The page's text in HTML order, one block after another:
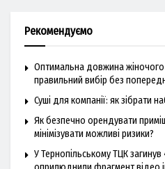
Рекомендуємо
Оптимальна довжина
правильний вибір без
Суші для компанії: як зібрати
Як безпечно орендувати
мінімізувати можливі ризики?
У Тернопільському ТЦК загинув